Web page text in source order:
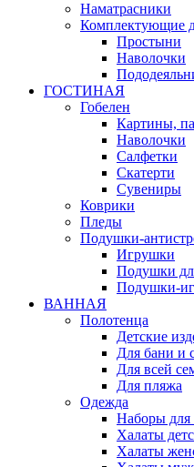
Наматраcники
Комплектующие
Простыни
Наволочки
ГОСТИНАЯ
Гобелен
Картины,
Наволочки
Салфетки
Скатерти
Сувениры
Коврики
Пледы
Подушки-
Игрушки
Подушки
Подушки-
ВАННАЯ
Полотенца
Детские
Для бани и
Для всей
Для пляжа
Одежда
Наборы для
Халаты
Халаты